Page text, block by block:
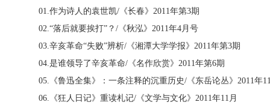
01. 作为诗人的袁世凯/ 《长春》 2011 年第3期
02.“落后就要挨打”？ / 《秋泓》 2011 年4 月号
03. 辛亥革命“失败”辨析/ 《湘潭大学学报》 2011 年第3期
04. 是谁领导了辛亥革命/ 《名作欣赏》 2011 年第6期
05.
《鲁迅全集》：一条注释的沉重历史/ 《东岳论丛》 2011 年
06.
《狂人日记》重读札记/ 《文学与文化》 2011 年11 月